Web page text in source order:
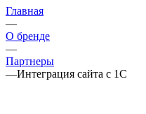
Главная
—
О бренде
—
Партнеры
—Интеграция сайта с 1С